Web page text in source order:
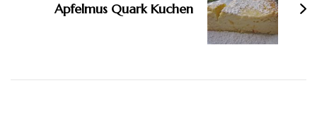
Apfelmus Quark Kuchen